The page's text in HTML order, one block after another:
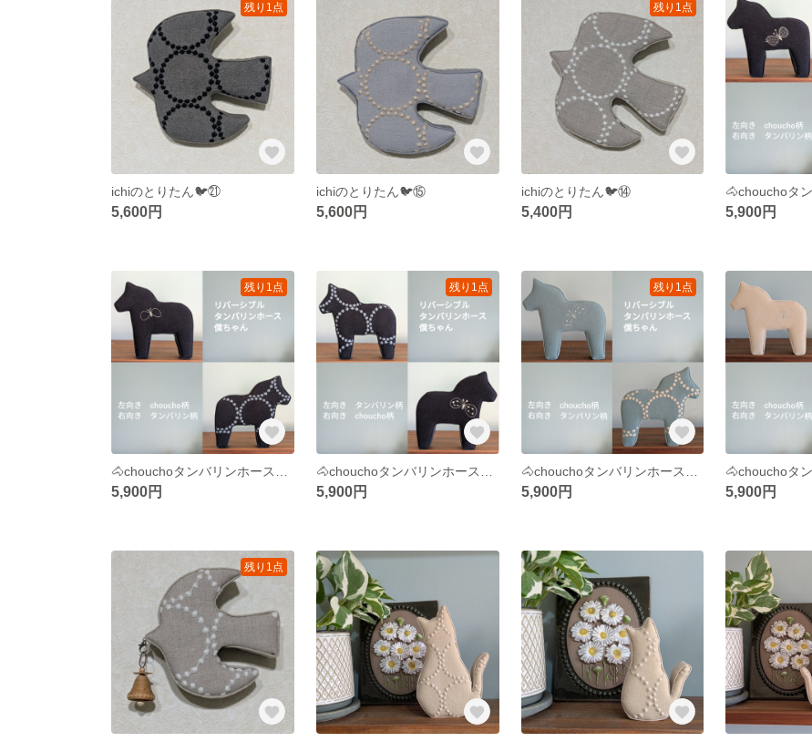
残り1点
ichiのとりたん🐦️㉑
5,600円
ichiのとりたん🐦️⑮
5,600円
残り1点
ichiのとりたん🐦️⑭
5,400円 5,900円
残り1点
5,900円
残り1点
5,900円
残り1点
5,900円 5,900円
残り1点